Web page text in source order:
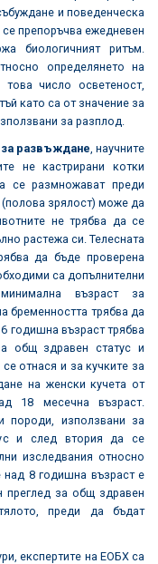
и поведенческа
препоръчва ежедневен
биологичният ритъм.
определянето на
това число осветеност,
като са от значение за
за разплод.
развъждане , научните
не кастрирани котки
се размножават преди
(полова зрялост) може да
не трябва да се
растежа си. Телесната
да бъде проверена
са допълнителни
възраст за
бременността трябва да
годишна възраст трябва
общ здравен статус и
отнася и за кучките за
на женски кучета от
18 месечна възраст.
породи, използвани за
и след втория да се
изследвания относно
8 годишна възраст е
преглед за общ здравен
преди да бъдат
експертите на ЕОБХ са